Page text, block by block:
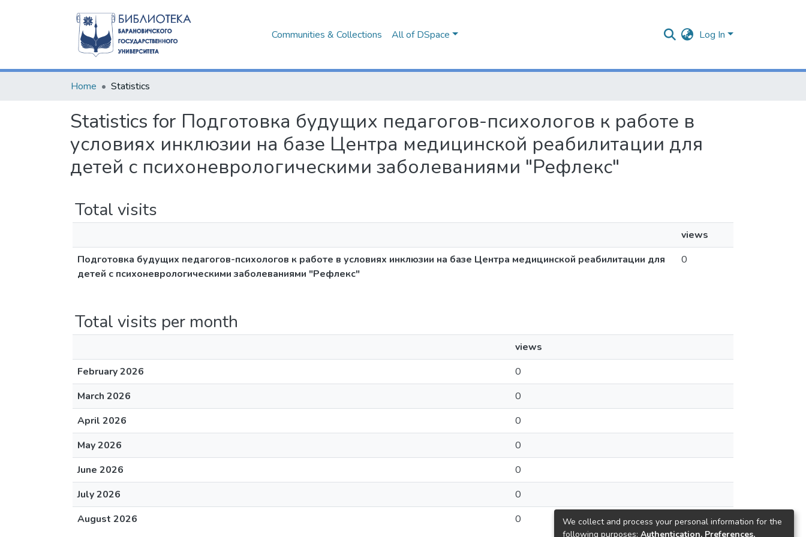
Communities & Collections All of DSpace Log In
Home Statistics
Statistics for Подготовка будущих педагогов-психологов к работе в
условиях инклюзии на базе Центра медицинской реабилитации для
детей с психоневрологическими заболеваниями "Рефлекс"
Total visits
views
Подготовка будущих педагогов-психологов к работе в условиях инклюзии на базе Центра медицинской реабилитации для
детей с психоневрологическими заболеваниями "Рефлекс"
0
Total visits per month
views
February 2026
0
March 2026
0
April 2026
0
May 2026
0
June 2026
0
July 2026
0
August 2026
0
We collect and process your personal information for the
following purposes: Authentication, Preferences,